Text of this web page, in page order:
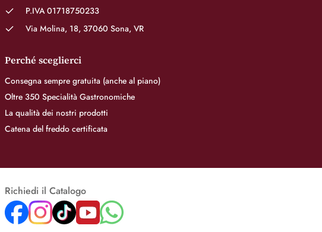
P.IVA 01718750233
Via Molina, 18, 37060 Sona, VR
Perché sceglierci
Consegna sempre gratuita (anche al piano)
Oltre 350 Specialità Gastronomiche
La qualità dei nostri prodotti
Catena del freddo certificata
Richiedi il Catalogo